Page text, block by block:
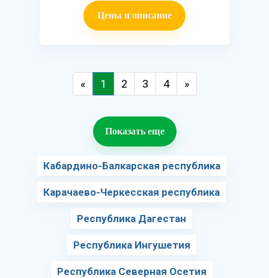
Цены и описание
« 1 2 3 4 »
Показать еще
Кабардино-Балкарская республика
Карачаево-Черкесская республика
Республика Дагестан
Республика Ингушетия
Республика Северная Осетия